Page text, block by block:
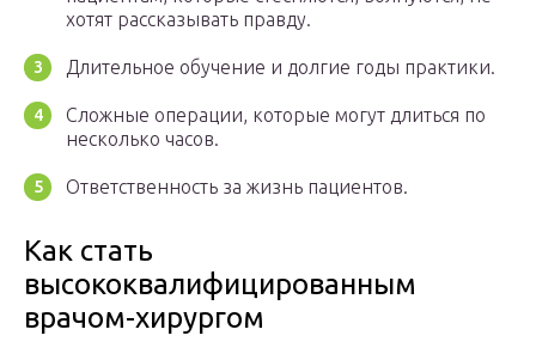
хотят рассказывать правду.
Длительное обучение и долгие годы практики.
Сложные операции, которые могут длиться по
несколько часов.
Ответственность за жизнь пациентов.
Как стать
высококвалифицированным
врачом-хирургом